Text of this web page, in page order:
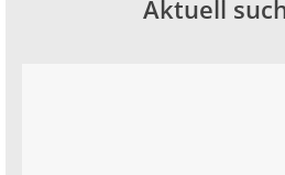
Aktuell